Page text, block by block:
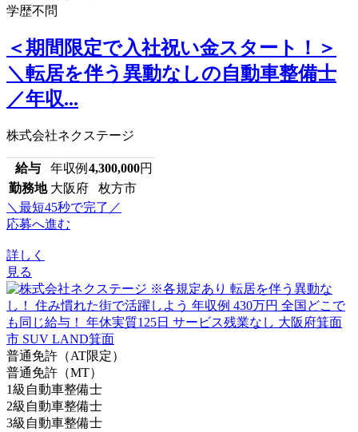
学歴不問
＜期間限定で入社祝い金スタート！＞
＼転居を伴う異動なしの自動車整備士
／年収...
株式会社ネクステージ
給与 年収例 4,300,000円
勤務地 大阪府 枚方市
＼最短45秒で完了／
応募へ進む
詳しく
見る
普通免許（AT限定）
普通免許（MT）
1級自動車整備士
2級自動車整備士
3級自動車整備士